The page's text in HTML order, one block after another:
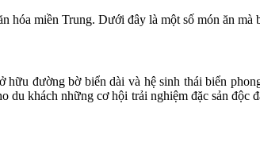
hóa miền Trung. Dưới đây là một số món ăn mà
đường bờ biển dài và hệ sinh thái biển
khách những cơ hội trải nghiệm đặc sản độc